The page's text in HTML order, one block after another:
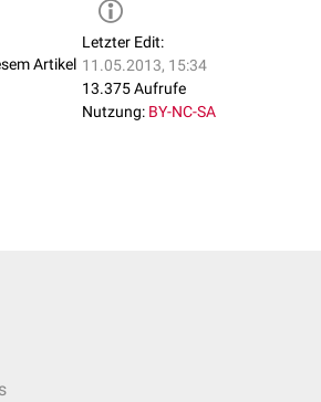
Artikel
Letzter Edit:
11.05.2013, 15:34
13.375 Aufrufe
Nutzung: BY-NC-SA